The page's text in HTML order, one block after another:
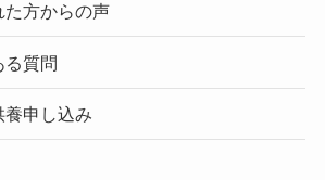
た方からの声
る質問
養申し込み